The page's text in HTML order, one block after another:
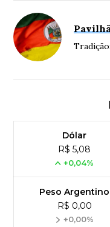
Dólar
R$ 5,08
+0,04%
Peso Argentino
R$ 0,00
+0,00%